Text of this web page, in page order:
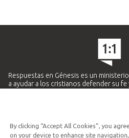
Respuestas en Génesis es un
a ayudar a los cristianos defender su
Ministerio
By clicking “Accept All Cookies”, you
on your device to enhance site